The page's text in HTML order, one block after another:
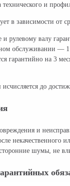
и
в зависимости от
и рулевому валу
обслуживании —
гарантийно на 3
до
и
некачественного
шумы, не